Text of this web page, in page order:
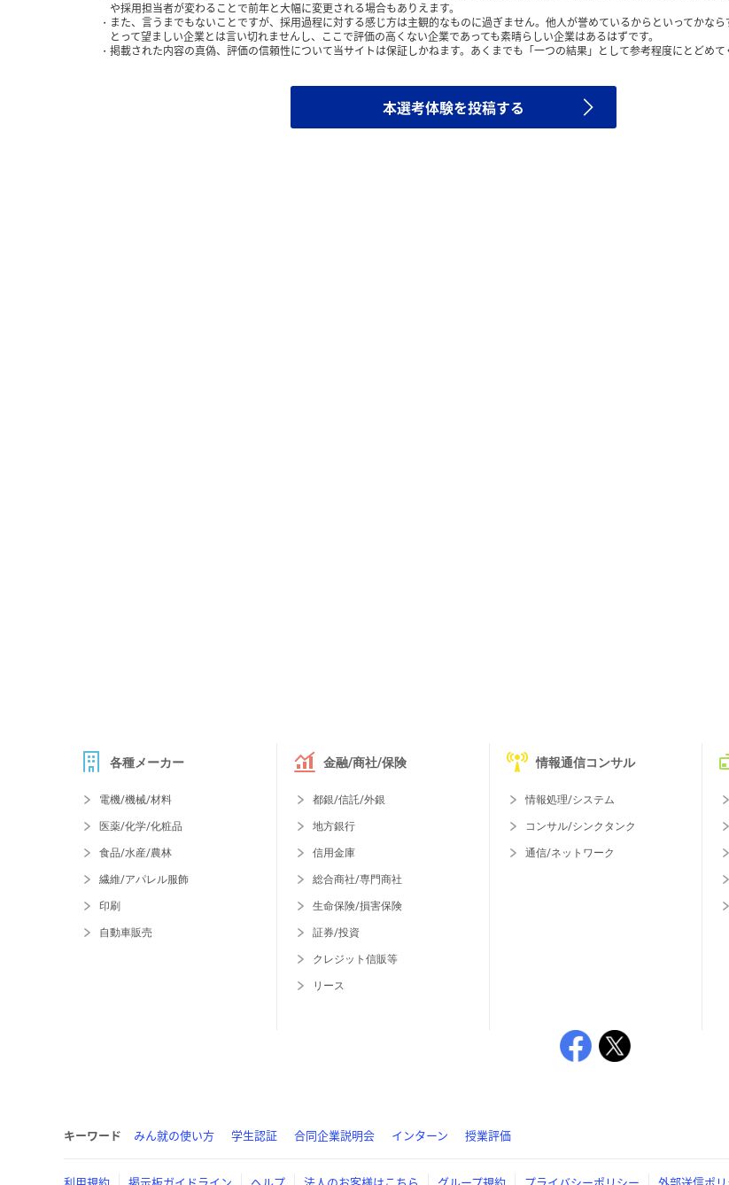
や採用担当者が変わることで前年と大幅に変更される場合もありえます。
また、言うまでもないことですが、採用過程に対する感じ方は主観的なものに過ぎません。他人が誉めているからといってかな
とって望ましい企業とは言い切れませんし、ここで評価の高くない企業であっても素晴らしい企業はあるはずです。
掲載された内容の真偽、評価の信頼性について当サイトは保証しかねます。あくまでも「一つの結果」として参考程度にとどめて
本選考体験を投稿する
各種メーカー
電機/機械/材料
医薬/化学/化粧品
食品/水産/農林
繊維/アパレル服飾
印刷
自動車販売
金融/商社/保険
都銀/信託/外銀
地方銀行
信用金庫
総合商社/専門商社
生命保険/損害保険
証券/投資
クレジット信販等
リース
情報通信コンサル
情報処理/システム
コンサル/シンクタンク
通信/ネットワーク
キーワード みん就の使い方 学生認証 合同企業説明会 インターン 授業評価